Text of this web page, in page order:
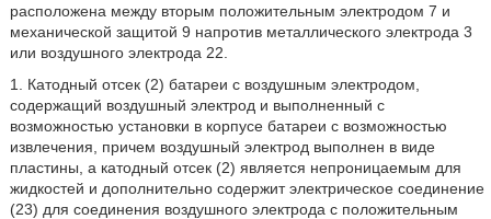
расположена между вторым положительным электродом 7 и
механической защитой 9 напротив металлического электрода 3
или воздушного электрода 22.
1. Катодный отсек (2) батареи с воздушным электродом,
содержащий воздушный электрод и выполненный с
возможностью установки в корпусе батареи с возможностью
извлечения, причем воздушный электрод выполнен в виде
пластины, а катодный отсек (2) является непроницаемым для
жидкостей и дополнительно содержит электрическое соединение
(23) для соединения воздушного электрода с положительным